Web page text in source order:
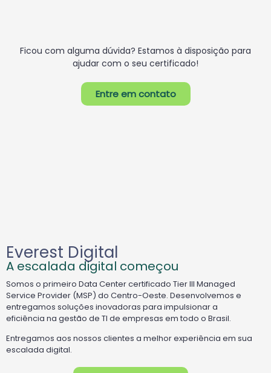
Ficou com alguma dúvida? Estamos à disposição para
ajudar com o seu certificado!
Entre em contato
Everest Digital
A escalada digital começou
Somos o primeiro Data Center certificado Tier III Managed
Service Provider (MSP) do Centro-Oeste. Desenvolvemos e
entregamos soluções inovadoras para impulsionar a
eficiência na gestão de TI de empresas em todo o Brasil.
Entregamos aos nossos clientes a melhor experiência em sua
escalada digital.